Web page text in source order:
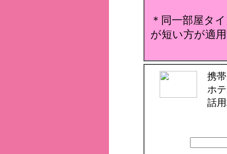
＊同一部屋タ
が短い方が適
携
ホ
話